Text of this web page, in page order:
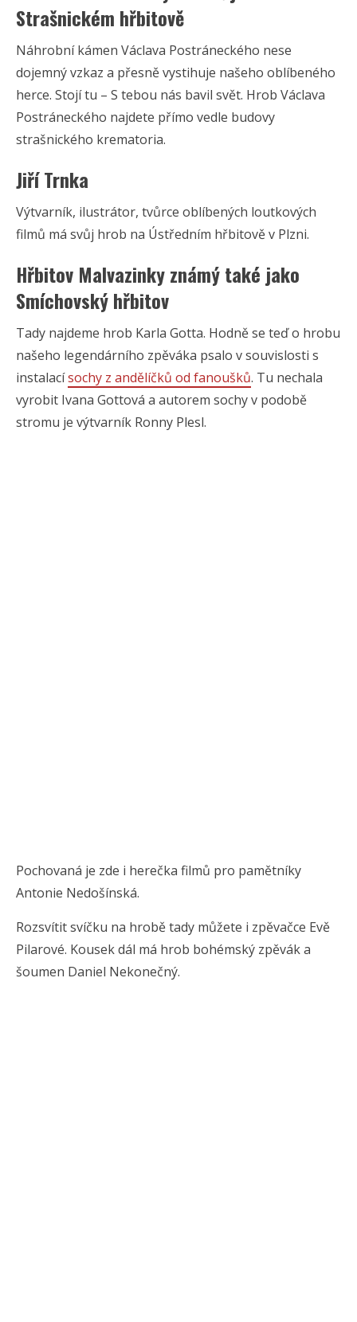
Strašnickém hřbitově
Náhrobní kámen Václava Postráneckého nese
dojemný vzkaz a přesně vystihuje našeho oblíbeného
herce. Stojí tu – S tebou nás bavil svět. Hrob Václava
Postráneckého najdete přímo vedle budovy
strašnického krematoria.
Jiří Trnka
Výtvarník, ilustrátor, tvůrce oblíbených loutkových
filmů má svůj hrob na Ústředním hřbitově v Plzni.
Hřbitov Malvazinky známý také jako
Smíchovský hřbitov
Tady najdeme hrob Karla Gotta. Hodně se teď o hrobu
našeho legendárního zpěváka psalo v souvislosti s
instalacísochy z andělíčků od fanoušků. Tu nechala
vyrobit Ivana Gottová a autorem sochy v podobě
stromu je výtvarník Ronny Plesl.
Pochovaná je zde i herečka filmů pro pamětníky
Antonie Nedošínská.
Rozsvítit svíčku na hrobě tady můžete i zpěvačce Evě
Pilarové. Kousek dál má hrob bohémský zpěvák a
šoumen Daniel Nekonečný.